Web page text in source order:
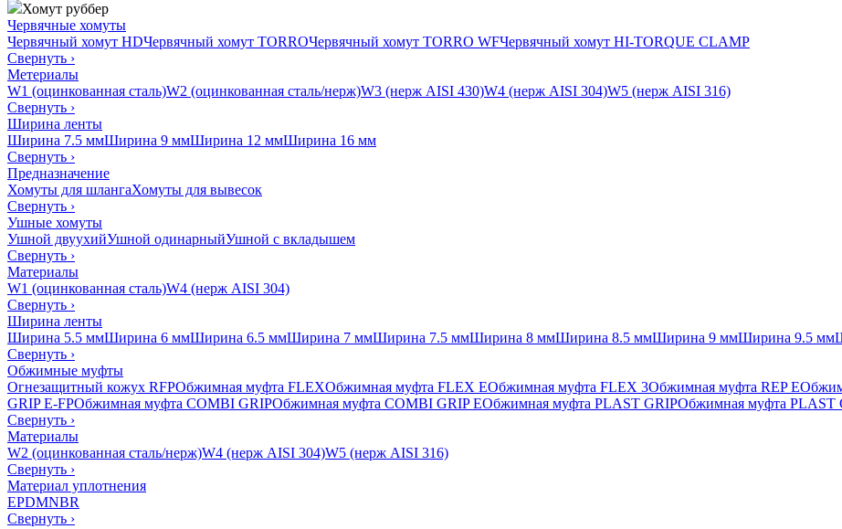
Хомут руббер
Червячные хомуты
Червячный хомут HDЧервячный хомут TORROЧервячный хомут TORRO WFЧервячный хомут HI-TORQUE CLAMP
Свернуть ›
Метериалы
W1 (оцинкованная сталь)W2 (оцинкованная сталь/нерж)W3 (нерж AISI 430)W4 (нерж AISI 304)W5 (нерж AISI 316)
Свернуть ›
Ширина ленты
Ширина 7.5 ммШирина 9 ммШирина 12 ммШирина 16 мм
Свернуть ›
Предназначение
Хомуты для шлангаХомуты для вывесок
Свернуть ›
Ушные хомуты
Ушной двуухийУшной одинарныйУшной с вкладышем
Свернуть ›
Материалы
W1 (оцинкованная сталь)W4 (нерж AISI 304)
Свернуть ›
Ширина ленты
Ширина 5.5 ммШирина 6 ммШирина 6.5 ммШирина 7 ммШирина 7.5 ммШирина 8 ммШирина 8.5 ммШирина 9 ммШирина 9.5 мм
Свернуть ›
Обжимные муфты
Огнезащитный кожух RFPОбжимная муфта FLEXОбжимная муфта FLEX EОбжимная муфта FLEX 3Обжимная муфта REP E
GRIP E-FPОбжимная муфта COMBI GRIPОбжимная муфта COMBI GRIP EОбжимная муфта PLAST GRIPОбжимная муфта PLAST
Свернуть ›
Материалы
W2 (оцинкованная сталь/нерж)W4 (нерж AISI 304)W5 (нерж AISI 316)
Свернуть ›
Материал уплотнения
EPDMNBR
Свернуть ›